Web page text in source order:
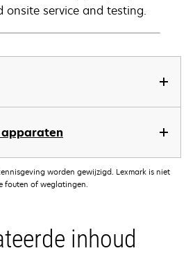
onsite service and testing.
worden gewijzigd. Lexmark is niet
fouten of weglatingen.
inhoud